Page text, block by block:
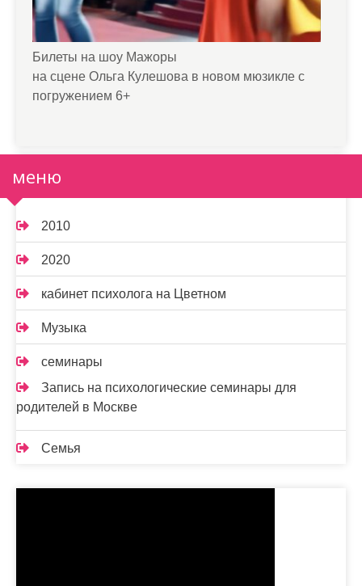
Билеты на шоу Мажоры
на сцене Ольга Кулешова в новом мюзикле с
погружением 6+
меню
2010
2020
кабинет психолога на Цветном
Музыка
семинары
Запись на психологические семинары для
родителей в Москве
Семья